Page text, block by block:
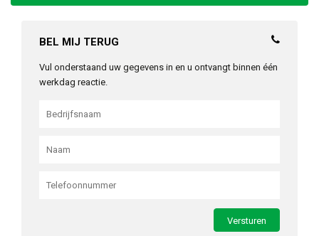
BEL MIJ TERUG
Vul onderstaand uw gegevens in en u ontvangt binnen één
werkdag reactie.